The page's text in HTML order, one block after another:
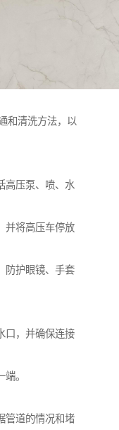
和清洗方法，以
高压泵、喷、水
并将高压车停放
防护眼镜、手套
口，并确保连接
。
管道的情况和堵